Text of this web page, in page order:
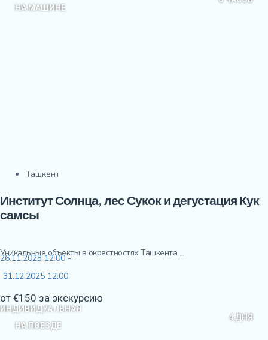
НА МАШИНЕ
Ташкент
Институт Солнца, лес Сукок и дегустация Кук
самсы
Уникальные объекты в окрестностях Ташкента ...
26.11.2023 12:00 -
31.12.2025 12:00
от €150 за экскурсию
ИНДИВИДУАЛЬНАЯ
4 ДНЯ
НА ПОЕЗДЕ